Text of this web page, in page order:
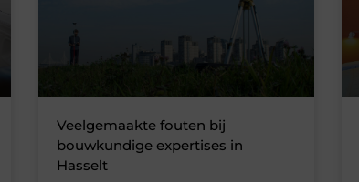
Veelgemaakte fouten bij
bouwkundige expertises in
Hasselt